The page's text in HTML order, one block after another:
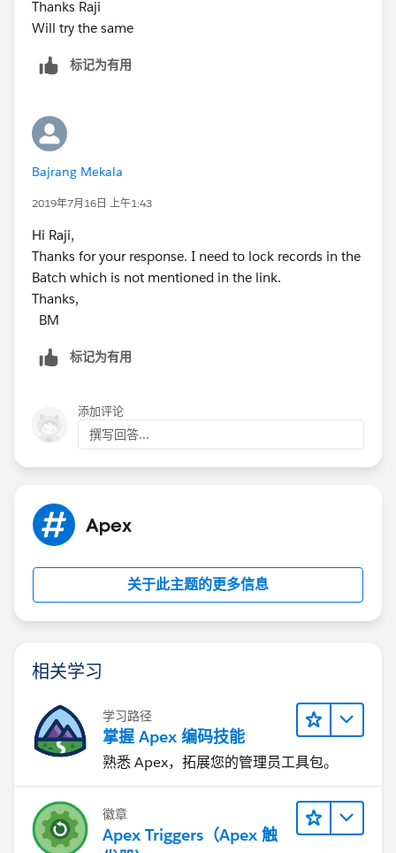
Thanks Raji
Will try the same
标记为有用
Bajrang Mekala
2019年7月16日 上午1:43
Hi Raji,
Thanks for your response. I need to lock records in the
Batch which is not mentioned in the link.
Thanks,
BM
标记为有用
添加评论
撰写回答...
Apex
关于此主题的更多信息
相关学习
学习路径
掌握 Apex 编码技能
熟悉 Apex，拓展您的管理员工具包。
徽章
Apex Triggers（Apex 触